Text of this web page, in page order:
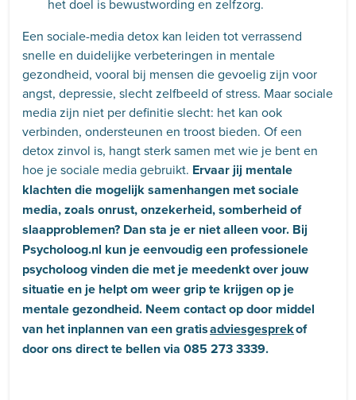
het doel is bewustwording en zelfzorg.
Een sociale-media detox kan leiden tot verrassend
snelle en duidelijke verbeteringen in mentale
gezondheid, vooral bij mensen die gevoelig zijn voor
angst, depressie, slecht zelfbeeld of stress. Maar sociale
media zijn niet per definitie slecht: het kan ook
verbinden, ondersteunen en troost bieden. Of een
detox zinvol is, hangt sterk samen met wie je bent en
hoe je sociale media gebruikt. Ervaar jij mentale
klachten die mogelijk samenhangen met sociale
media, zoals onrust, onzekerheid, somberheid of
slaapproblemen? Dan sta je er niet alleen voor. Bij
Psycholoog.nl kun je eenvoudig een professionele
psycholoog vinden die met je meedenkt over jouw
situatie en je helpt om weer grip te krijgen op je
mentale gezondheid. Neem contact op door middel
van het inplannen van een gratisadviesgesprekof
door ons direct te bellen via 085 273 3339.